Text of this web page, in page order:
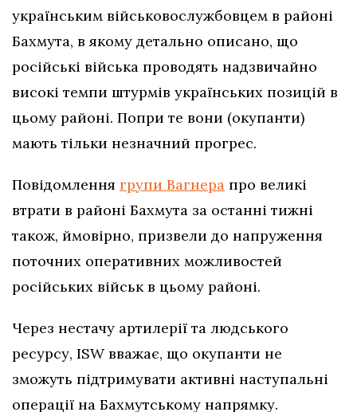
українським військовослужбовцем в районі
Бахмута, в якому детально описано, що
російські війська проводять надзвичайно
високі темпи штурмів українських позицій в
цьому районі. Попри те вони (окупанти)
мають тільки незначний прогрес.
Повідомлення групи Вагнера про великі
втрати в районі Бахмута за останні тижні
також, ймовірно, призвели до напруження
поточних оперативних можливостей
російських військ в цьому районі.
Через нестачу артилерії та людського
ресурсу, ISW вважає, що окупанти не
зможуть підтримувати активні наступальні
операції на Бахмутському напрямку.